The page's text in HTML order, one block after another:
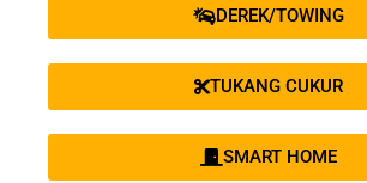
DEREK/TOWING
TUKANG CUKUR
SMART HOME